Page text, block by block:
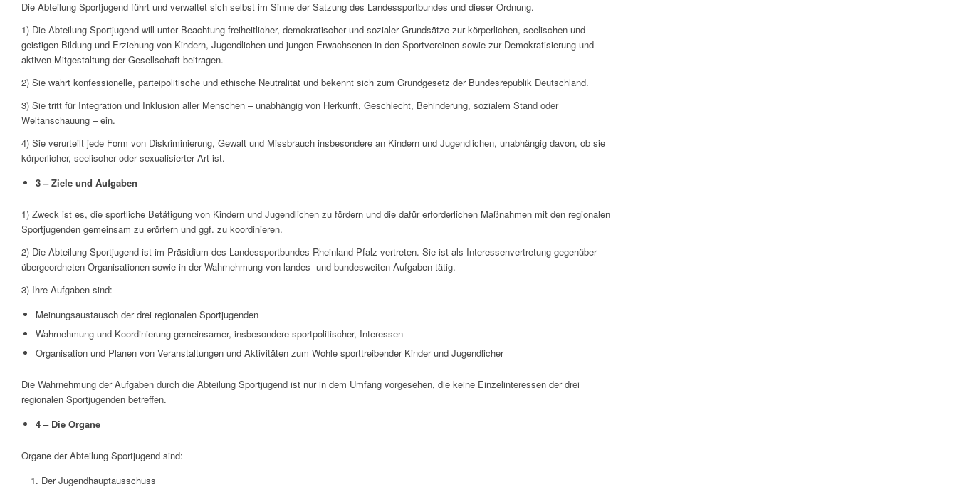
Die Abteilung Sportjugend führt und verwaltet sich selbst im Sinne der Satzung des Landessportbundes und dieser Ordnung.
1) Die Abteilung Sportjugend will unter Beachtung freiheitlicher, demokratischer und sozialer Grundsätze zur körperlichen, seelischen und
geistigen Bildung und Erziehung von Kindern, Jugendlichen und jungen Erwachsenen in den Sportvereinen sowie zur Demokratisierung und
aktiven Mitgestaltung der Gesellschaft beitragen.
2) Sie wahrt konfessionelle, parteipolitische und ethische Neutralität und bekennt sich zum Grundgesetz der Bundesrepublik Deutschland.
3) Sie tritt für Integration und Inklusion aller Menschen – unabhängig von Herkunft, Geschlecht, Behinderung, sozialem Stand oder
Weltanschauung – ein.
4) Sie verurteilt jede Form von Diskriminierung, Gewalt und Missbrauch insbesondere an Kindern und Jugendlichen, unabhängig davon, ob sie
körperlicher, seelischer oder sexualisierter Art ist.
3 – Ziele und Aufgaben
1) Zweck ist es, die sportliche Betätigung von Kindern und Jugendlichen zu fördern und die dafür erforderlichen Maßnahmen mit den regionalen
Sportjugenden gemeinsam zu erörtern und ggf. zu koordinieren.
2) Die Abteilung Sportjugend ist im Präsidium des Landessportbundes Rheinland-Pfalz vertreten. Sie ist als Interessenvertretung gegenüber
übergeordneten Organisationen sowie in der Wahrnehmung von landes- und bundesweiten Aufgaben tätig.
3) Ihre Aufgaben sind:
Meinungsaustausch der drei regionalen Sportjugenden
Wahrnehmung und Koordinierung gemeinsamer, insbesondere sportpolitischer, Interessen
Organisation und Planen von Veranstaltungen und Aktivitäten zum Wohle sporttreibender Kinder und Jugendlicher
Die Wahrnehmung der Aufgaben durch die Abteilung Sportjugend ist nur in dem Umfang vorgesehen, die keine Einzelinteressen der drei
regionalen Sportjugenden betreffen.
4 – Die Organe
Organe der Abteilung Sportjugend sind:
Der Jugendhauptausschuss